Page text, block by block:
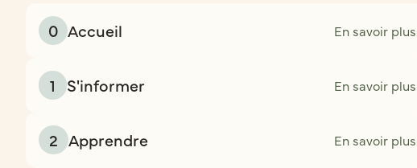
0 Accueil En savoir plus
1 S'informer En savoir plus
2 Apprendre En savoir plus